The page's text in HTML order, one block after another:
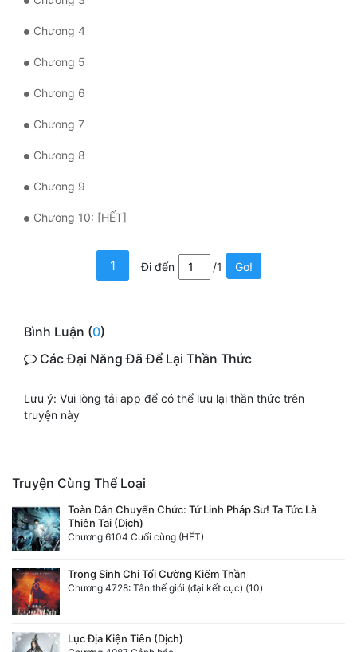
Mưu Mô
Mạt Thế
Mỹ Thực
Ngôn Tình
Ngược
Nữ Cường
Nữ Phụ
Phong Thủy - Tâm Linh
Sảng Văn
Sủng
Thanh Xuân
Tiên Hiệp
Tiểu Thuyết
Trinh Thám
Triều Đấu
Chương 4
Chương 5
Chương 6
Chương 7
Chương 8
Chương 9
Chương 10: [HẾT]
1 Đi đến /1 Go!
Bình Luận (0)
Các Đại Năng Đã Để Lại Thần Thức
Lưu ý: Vui lòng tải app để có thể lưu lại thần thức trên
truyện này
Truyện Cùng Thể Loại
Toàn Dân Chuyển Chức: Tử Linh Pháp Sư! Ta Tức Là
Thiên Tai (Dịch)
Chương 6104 Cuối cùng (HẾT)
Trọng Sinh Chi Tối Cường Kiếm Thần
Chương 4728: Tân thế giới (đại kết cục) (10)
Lục Địa Kiện Tiên (Dịch)